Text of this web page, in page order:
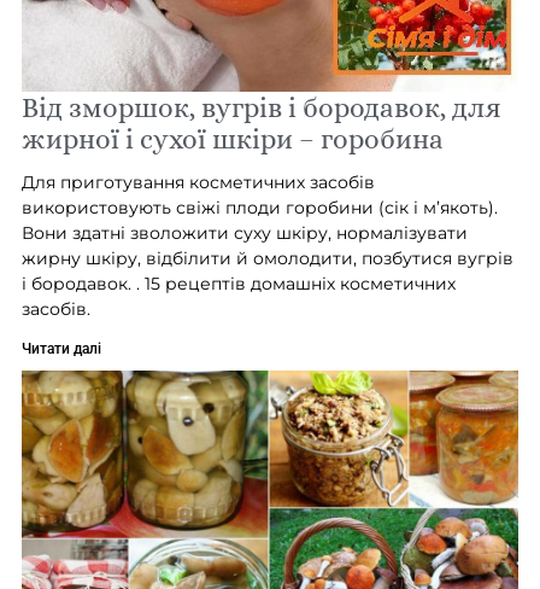
Від зморшок, вугрів і бородавок, для
жирної і сухої шкіри – горобина
Для приготування косметичних засобів
використовують свіжі плоди горобини (сік і м’якоть).
Вони здатні зволожити суху шкіру, нормалізувати
жирну шкіру, відбілити й омолодити, позбутися вугрів
і бородавок. . 15 рецептів домашніх косметичних
засобів.
Читати далі